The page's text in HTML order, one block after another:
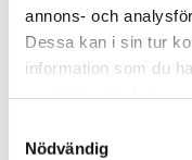
annons- och
Dessa kan i sin tur
information som du
Nödvändig